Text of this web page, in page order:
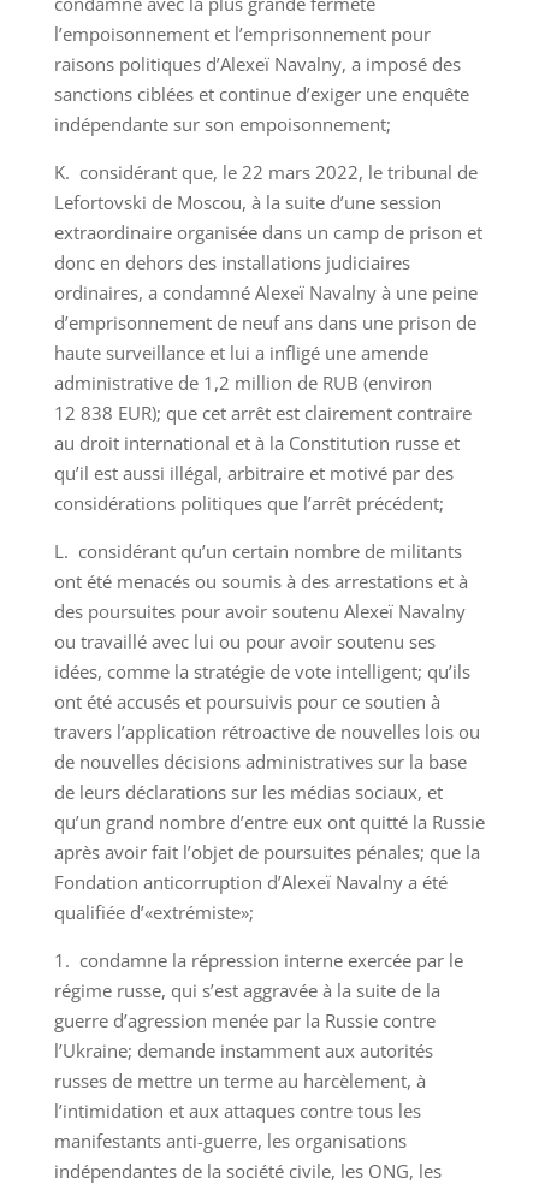
l’empoisonnement et l’emprisonnement pour
raisons politiques d’Alexeï Navalny, a imposé des
sanctions ciblées et continue d’exiger une enquête
indépendante sur son empoisonnement;
K. considérant que, le 22 mars 2022, le tribunal de
Lefortovski de Moscou, à la suite d’une session
extraordinaire organisée dans un camp de prison et
donc en dehors des installations judiciaires
ordinaires, a condamné Alexeï Navalny à une peine
d’emprisonnement de neuf ans dans une prison de
haute surveillance et lui a infligé une amende
administrative de 1,2 million de RUB (environ
12 838 EUR); que cet arrêt est clairement contraire
au droit international et à la Constitution russe et
qu’il est aussi illégal, arbitraire et motivé par des
considérations politiques que l’arrêt précédent;
L. considérant qu’un certain nombre de militants
ont été menacés ou soumis à des arrestations et à
des poursuites pour avoir soutenu Alexeï Navalny
ou travaillé avec lui ou pour avoir soutenu ses
idées, comme la stratégie de vote intelligent; qu’ils
ont été accusés et poursuivis pour ce soutien à
travers l’application rétroactive de nouvelles lois ou
de nouvelles décisions administratives sur la base
de leurs déclarations sur les médias sociaux, et
qu’un grand nombre d’entre eux ont quitté la Russie
après avoir fait l’objet de poursuites pénales; que la
Fondation anticorruption d’Alexeï Navalny a été
qualifiée d’«extrémiste»;
1. condamne la répression interne exercée par le
régime russe, qui s’est aggravée à la suite de la
guerre d’agression menée par la Russie contre
l’Ukraine; demande instamment aux autorités
russes de mettre un terme au harcèlement, à
l’intimidation et aux attaques contre tous les
manifestants anti-guerre, les organisations
indépendantes de la société civile, les ONG, les